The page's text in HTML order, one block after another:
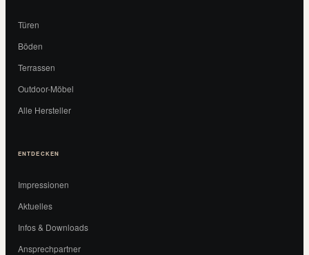
Türen
Böden
Terrassen
Outdoor-Möbel
Alle Hersteller
ENTDECKEN
Impressionen
Aktuelles
Infos & Downloads
Ansprechpartner